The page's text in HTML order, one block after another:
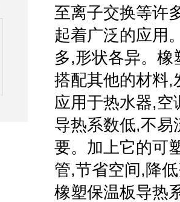
至离子交换等许
起着广泛的应用
多,形状各异。
搭配其他的材料,
应用于热水器,空
导热系数低,不易
要。加上它的可
管,节省空间,降
橡塑保温板导热